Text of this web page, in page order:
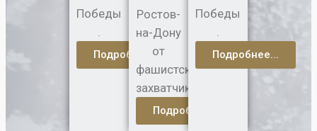
Победы
Подробнее...
Ростов-
на-Дону
от
фашистских
захватчиков.
Подробнее...
Победы
.
Подробнее...